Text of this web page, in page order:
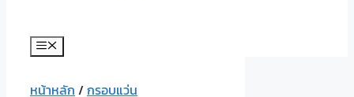
Menu
หน้าหลัก / กรอบแว่น